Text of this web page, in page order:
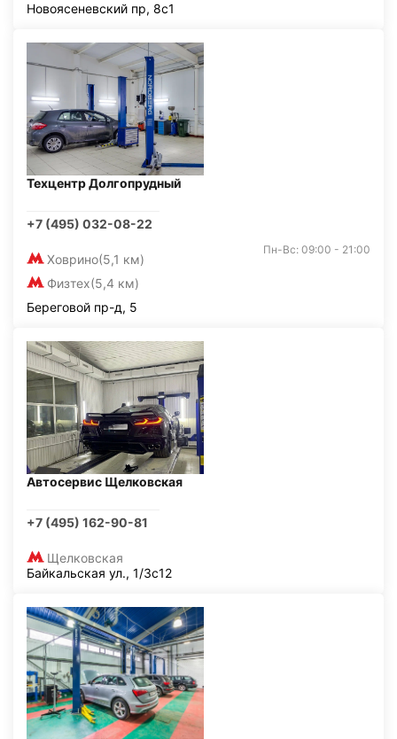
Новоясеневский пр, 8с1
Техцентр Долгопрудный
+7 (495) 032-08-22
Ховрино(5,1 км)
Физтех(5,4 км)
Пн-Вс: 09:00 - 21:00
Береговой пр-д, 5
Автосервис Щелковская
+7 (495) 162-90-81
Щелковская
Байкальская ул., 1/3с12